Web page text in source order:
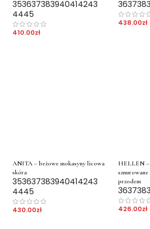
353637383940414243
4445
410.00zł
363738
438.00zł
ANITA – beżowe mokasyny licowa
skóra
353637383940414243
4445
430.00zł
HELLEN –
przodem
363738
426.00zł